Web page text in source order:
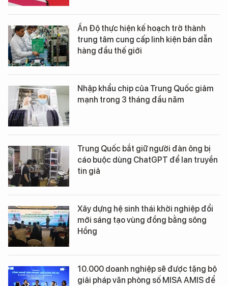
Ấn Độ thực hiện kế hoạch trở thành
trung tâm cung cấp linh kiện bán dẫn
hàng đầu thế giới
Nhập khẩu chip của Trung Quốc giảm
mạnh trong 3 tháng đầu năm
Trung Quốc bắt giữ người đàn ông bị
cáo buộc dùng ChatGPT để lan truyền
tin giả
Xây dựng hệ sinh thái khởi nghiệp đổi
mới sáng tạo vùng đồng bằng sông
Hồng
10.000 doanh nghiệp sẽ được tặng bộ
giải pháp văn phòng số MISA AMIS để